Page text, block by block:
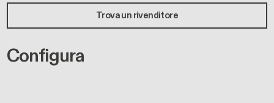
Trova un rivenditore
Configura